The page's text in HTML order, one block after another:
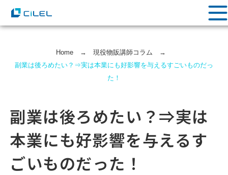
Home→ 現役物販講師コラム →
副業は後ろめたい？⇒実は本業にも好影響を与えるすごいものだっ
た！
副業は後ろめたい？⇒実は
本業にも好影響を与えるす
ごいものだった！